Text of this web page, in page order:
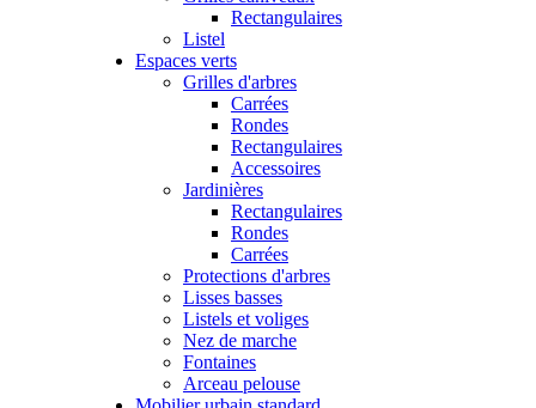
Rectangulaires
Listel
Espaces verts
Grilles d'arbres
Carrées
Rondes
Rectangulaires
Accessoires
Jardinières
Rectangulaires
Rondes
Carrées
Protections d'arbres
Lisses basses
Listels et voliges
Nez de marche
Fontaines
Arceau pelouse